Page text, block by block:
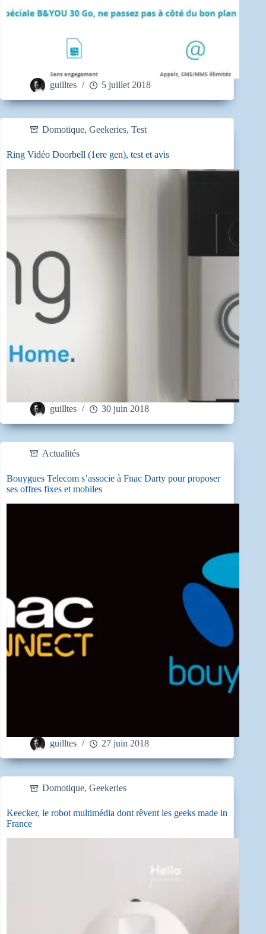
guilltes 5 juillet 2018
Domotique, Geekeries, Test
Ring Vidéo Doorbell (1ere gen), test et avis
guilltes 30 juin 2018
Actualités
Bouygues Telecom s’associe à Fnac Darty pour proposer
ses offres fixes et mobiles
guilltes 27 juin 2018
Domotique, Geekeries
Keecker, le robot multimédia dont rêvent les geeks made in
France